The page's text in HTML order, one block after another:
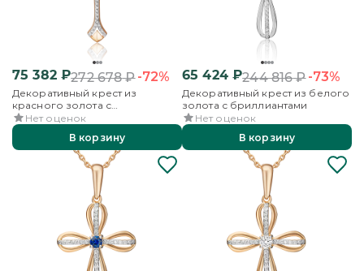
75 382₽272 678₽-72%
Декоративный крест из
красного золота с
бриллиантами
Нет оценок
В корзину
65 424₽244 816₽-73%
Декоративный крест из белого
золота с бриллиантами
Нет оценок
В корзину